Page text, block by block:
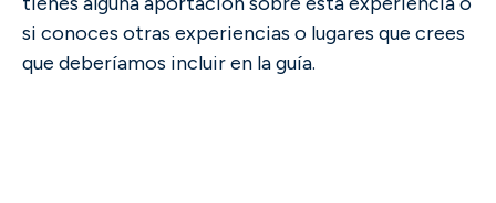
si conoces otras experiencias o lugares que crees
que deberíamos incluir en la guía.